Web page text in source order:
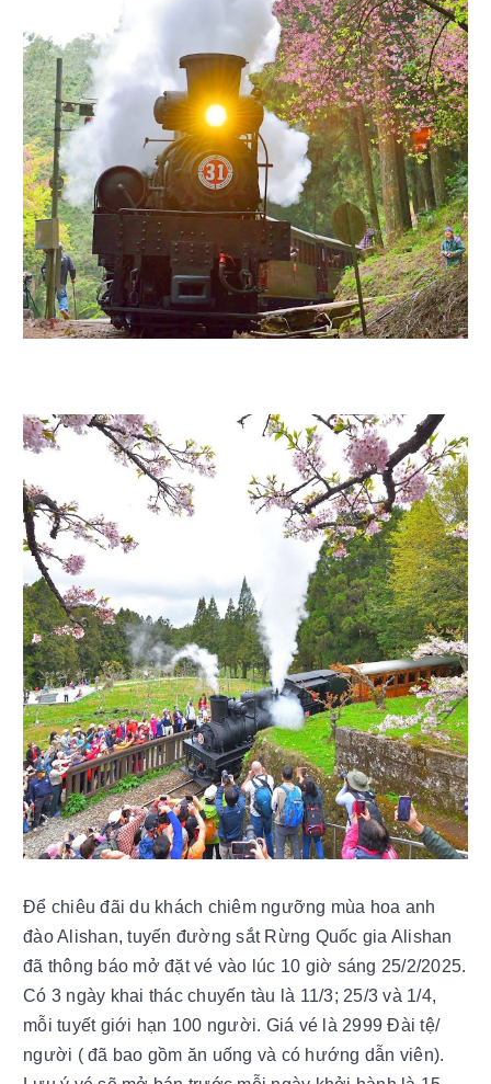
Để chiêu đãi du khách chiêm ngưỡng mùa hoa anh
đào Alishan, tuyến đường sắt Rừng Quốc gia Alishan
đã thông báo mở đặt vé vào lúc 10 giờ sáng 25/2/2025.
Có 3 ngày khai thác chuyến tàu là 11/3; 25/3 và 1/4,
mỗi tuyết giới hạn 100 người. Giá vé là 2999 Đài tệ/
người ( đã bao gồm ăn uống và có hướng dẫn viên).